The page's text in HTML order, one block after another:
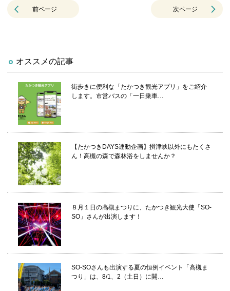
前ページ 次ページ
オススメの記事
街歩きに便利な「たかつき観光アプリ」をご紹介
します。市営バスの「一日乗車…
【たかつきDAYS連動企画】摂津峡以外にもたくさ
ん！高槻の森で森林浴をしませんか？
８月１日の高槻まつりに、たかつき観光大使「SO-
SO」さんが出演します！
SO-SOさんも出演する夏の恒例イベント「高槻ま
つり」は、8/1、2（土日）に開…